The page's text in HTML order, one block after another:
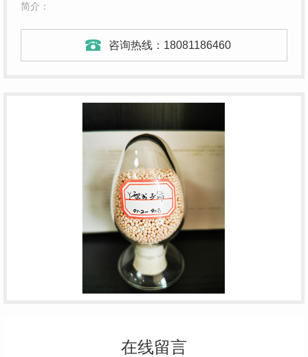
简介：
咨询热线： 18081186460
在线留言